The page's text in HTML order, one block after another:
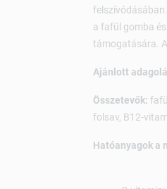
a fafül gomba
támogatására.
Ajánlott
Összetevők:
folsav, B12-
Hatóanyagok a